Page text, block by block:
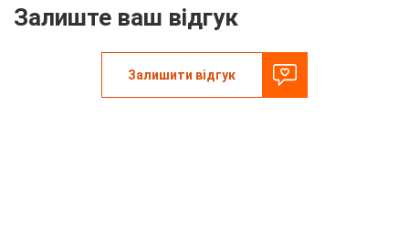
Залиште ваш відгук
Залишити відгук